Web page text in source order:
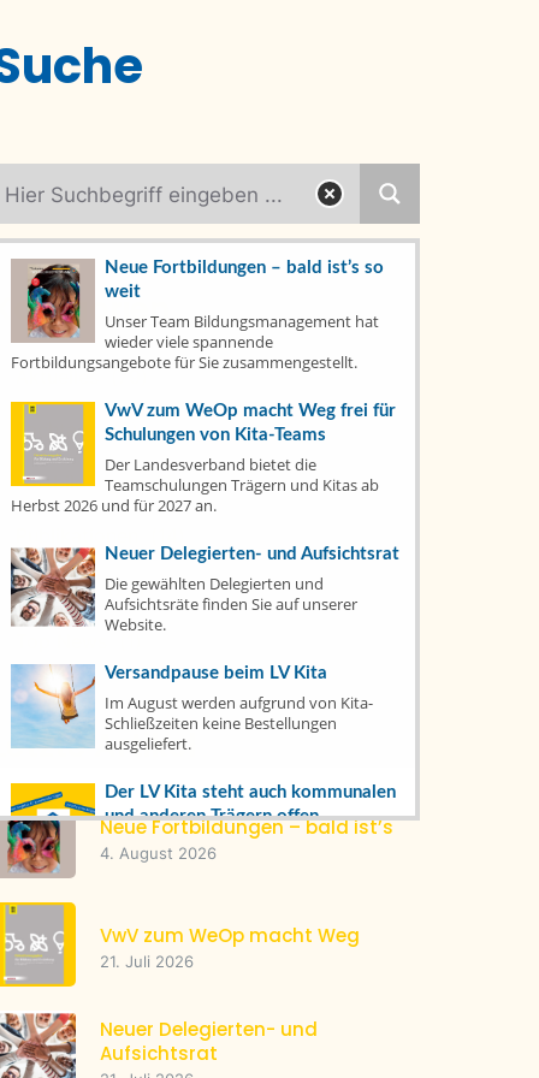
Kategorien
Aktuelles (79)
Fachtage (6)
Fortbildungen (7)
Tacheles (22)
Letzte Artikel
Neue Fortbildungen – bald ist’s
4. August 2026
VwV zum WeOp macht Weg
21. Juli 2026
Neuer Delegierten- und
Aufsichtsrat
Neue Fortbildungen – bald ist’s so
weit
Unser Team Bildungsmanagement hat
wieder viele spannende
Fortbildungsangebote für Sie zusammengestellt.
VwV zum WeOp macht Weg frei für
Schulungen von Kita-Teams
Der Landesverband bietet die
Teamschulungen Trägern und Kitas ab
Herbst 2026 und für 2027 an.
Neuer Delegierten- und Aufsichtsrat
Die gewählten Delegierten und
Aufsichtsräte finden Sie auf unserer
Website.
Versandpause beim LV Kita
Im August werden aufgrund von Kita-
Schließzeiten keine Bestellungen
ausgeliefert.
Der LV Kita steht auch kommunalen
und anderen Trägern offen
Mitglied werden oder bereits dabei? Hier
erfahren Sie, wie's geht und was es
Warenkorb
Fachtag Sprache & MINT am 1.